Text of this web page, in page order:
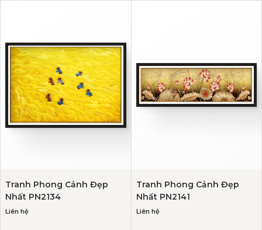
Tranh Phong Cảnh Đẹp
Nhất PN2134
Liên hệ
Tranh Phong Cảnh Đẹp
Nhất PN2141
Liên hệ